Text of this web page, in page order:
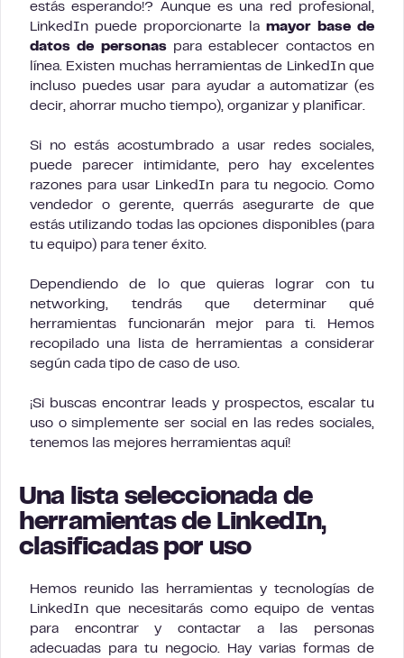
estás esperando!? Aunque es una red profesional,
LinkedIn puede proporcionarte la mayor base de
datos de personaspara establecer contactos en
línea. Existen muchas herramientas de LinkedIn que
incluso puedes usar para ayudar a automatizar (es
decir, ahorrar mucho tiempo), organizar y planificar.
Si no estás acostumbrado a usar redes sociales,
puede parecer intimidante, pero hay excelentes
razones para usar LinkedIn para tu negocio. Como
vendedor o gerente, querrás asegurarte de que
estás utilizando todas las opciones disponibles (para
tu equipo) para tener éxito.
Dependiendo de lo que quieras lograr con tu
networking, tendrás que determinar qué
herramientas funcionarán mejor para ti. Hemos
recopilado una lista de herramientas a considerar
según cada tipo de caso de uso.
¡Si buscas encontrar leads y prospectos, escalar tu
uso o simplemente ser social en las redes sociales,
tenemos las mejores herramientas aquí!
Una lista seleccionada de
herramientas de LinkedIn,
clasificadas por uso
Hemos reunido las herramientas y tecnologías de
LinkedIn que necesitarás como equipo de ventas
para encontrar y contactar a las personas
adecuadas para tu negocio. Hay varias formas de